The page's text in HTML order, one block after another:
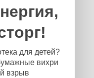
для детей?
вихри
взрыв